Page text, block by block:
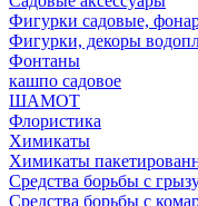
Фигурки садовые,
Фигурки, декоры
Фонтаны
кашпо садовое
ШАМОТ
Флористика
Химикаты
Химикаты
Средства борьбы с
Средства борьбы с